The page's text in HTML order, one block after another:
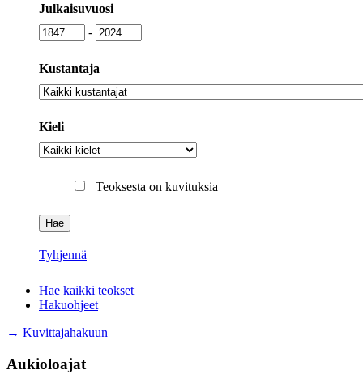
Julkaisuvuosi
Julkaisuvuosi
- Julkaisuvuosi
Kustantaja
Kustantaja
Kieli
Kieli
Teoksesta on kuvituksia
Tyhjennä
Hae kaikki teokset
Hakuohjeet
→ Kuvittajahakuun
Aukioloajat